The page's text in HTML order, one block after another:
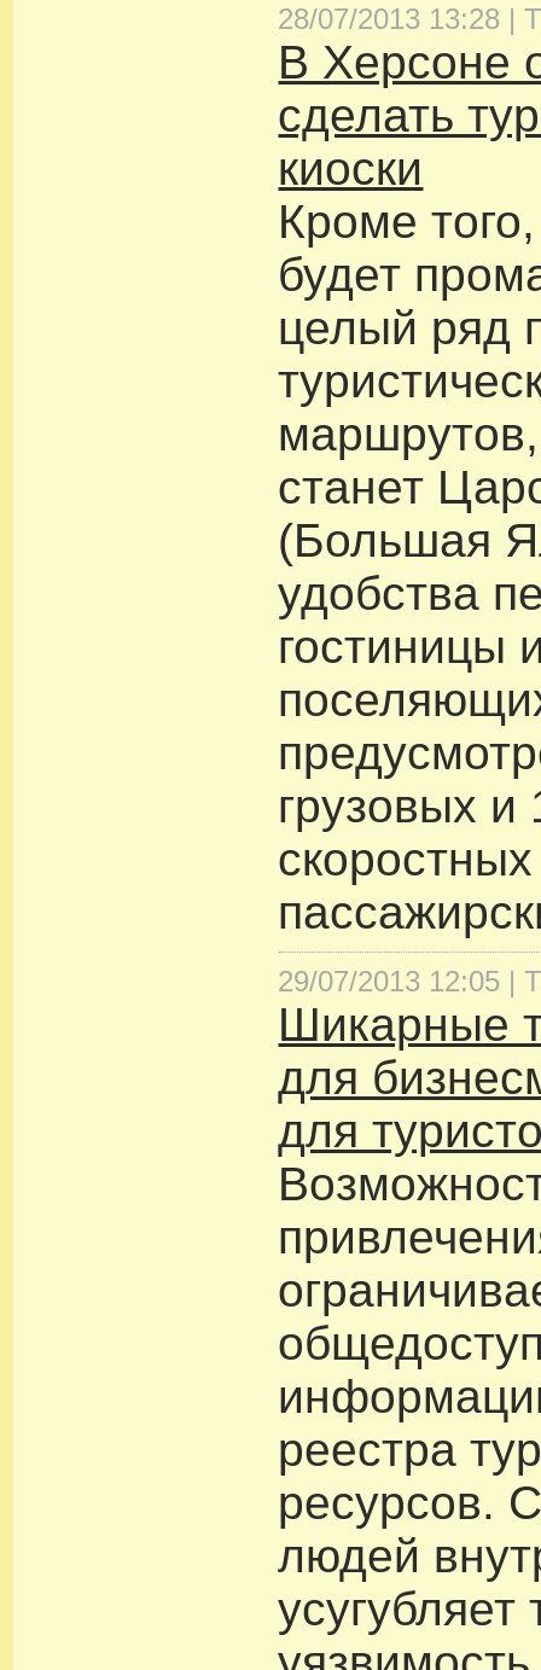
28/07/2013 13:28 |
В Херсоне
сделать
киоски
Кроме
будет
целый ряд
станет
(Большая
удобства
гостиницы
грузовых и
скоростных
29/07/2013 12:05 |
Шикарные
для
для
реестра
ресурсов.
людей
усугубляет